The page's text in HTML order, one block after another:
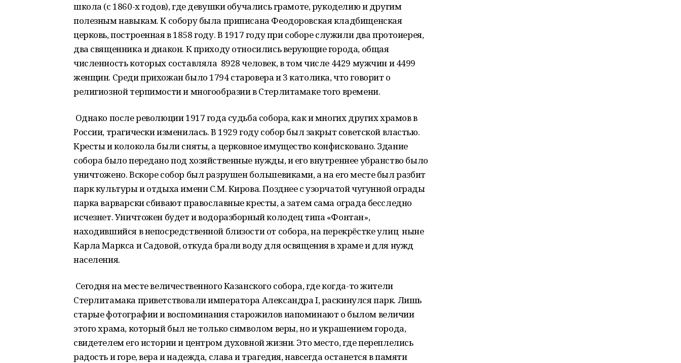
школа (с 1860-х годов), где девушки обучались грамоте, рукоделию и другим
полезным навыкам. К собору была приписана Феодоровская кладбищенская
церковь, построенная в 1858 году. В 1917 году при соборе служили два протоиерея,
два священника и диакон. К приходу относились верующие города, общая
численность которых составляла 8928 человек, в том числе 4429 мужчин и 4499
женщин. Среди прихожан было 1794 старовера и 3 католика, что говорит о
религиозной терпимости и многообразии в Стерлитамаке того времени.
Однако после революции 1917 года судьба собора, как и многих других храмов в
России, трагически изменилась. В 1929 году собор был закрыт советской властью.
Кресты и колокола были сняты, а церковное имущество конфисковано. Здание
собора было передано под хозяйственные нужды, и его внутреннее убранство было
уничтожено. Вскоре собор был разрушен большевиками, а на его месте был разбит
парк культуры и отдыха имени С.М. Кирова. Позднее с узорчатой чугунной ограды
парка варварски сбивают православные кресты, а затем сама ограда бесследно
исчезнет. Уничтожен будет и водоразборный колодец типа «Фонтан»,
находившийся в непосредственной близости от собора, на перекрёстке улиц ныне
Карла Маркса и Садовой, откуда брали воду для освящения в храме и для нужд
населения.
Сегодня на месте величественного Казанского собора, где когда-то жители
Стерлитамака приветствовали императора Александра I, раскинулся парк. Лишь
старые фотографии и воспоминания старожилов напоминают о былом величии
этого храма, который был не только символом веры, но и украшением города,
свидетелем его истории и центром духовной жизни. Это место, где переплелись
радость и горе, вера и надежда, слава и трагедия, навсегда останется в памяти